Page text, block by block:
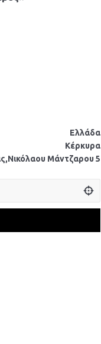
Ελλάδα
Κέρκυρα
Μάντζαρου 5